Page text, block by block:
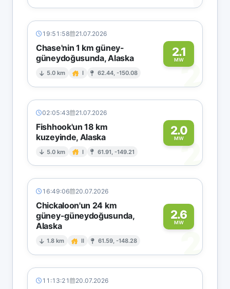
19:51:58 21.07.2026
Chase'nin 1 km güney-
güneydoğusunda, Alaska
5.0 km I 62.44, -150.08
2.1
MW2
02:05:43 21.07.2026
Fishhook'un 18 km
kuzeyinde, Alaska
5.0 km I 61.91, -149.21
2.0
MW2
16:49:06 20.07.2026
Chickaloon'un 24 km
güney-güneydoğusunda,
Alaska
1.8 km II 61.59, -148.28
2.6
MW
2
11:13:21 20.07.2026